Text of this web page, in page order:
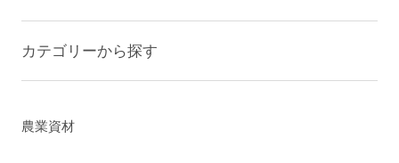
カテゴリーから探す
農業資材